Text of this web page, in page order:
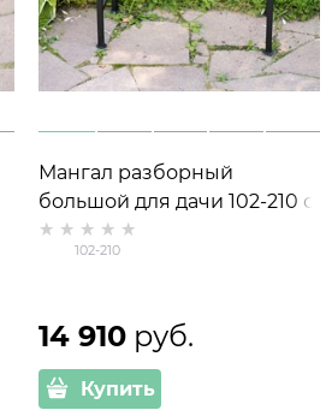
Мангал разборный
большой для дачи 102-210 с
подставками под казан и
для гриля
102-210
14 910 руб.
Купить